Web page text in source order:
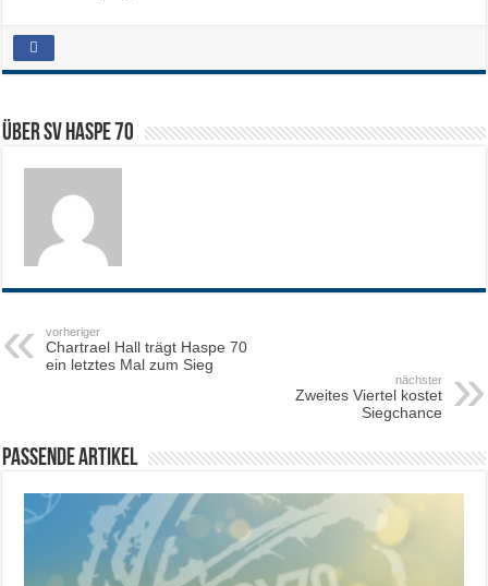
Über SV HASPE 70
vorheriger
Chartrael Hall trägt Haspe 70
ein letztes Mal zum Sieg
nächster
Zweites Viertel kostet
Siegchance
Passende Artikel